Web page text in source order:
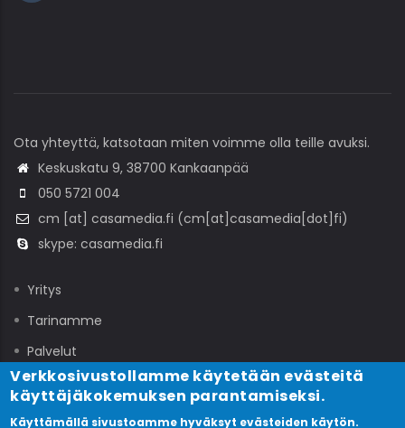
Ota yhteyttä, katsotaan miten voimme olla teille avuksi.
Keskuskatu 9, 38700 Kankaanpää
050 5721 004
cm [at] casamedia.fi (cm[at]casamedia[dot]fi)
skype: casamedia.fi
Yritys
Tarinamme
Palvelut
Yhteydenotto
Blogi
Verkkosivustollamme käytetään evästeitä
käyttäjäkokemuksen parantamiseksi.
Käyttämällä sivustoamme hyväksyt evästeiden käytön.